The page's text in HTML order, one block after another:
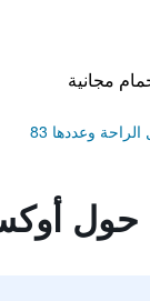
مجانية
وعددها 83
حول